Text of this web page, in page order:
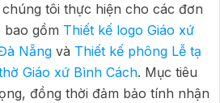
tôi thực hiện cho các đơn
gồm Thiết kế logo Giáo xứ
Nẵng và Thiết kế phông Lễ tạ
Giáo xứ Bình Cách. Mục tiêu
đồng thời đảm bảo tính nhận